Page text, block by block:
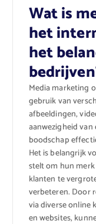
Wat is
het
het
Media marketing
gebruik van
afbeeldingen,
aanwezigheid
boodschap
Het is belangrijk
stelt om hun
klanten te
verbeteren. Door
via diverse online
en websites,